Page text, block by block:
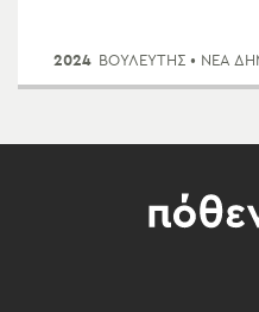
2024 ΒΟΥΛΕΥΤΗΣ • ΝΈΑ